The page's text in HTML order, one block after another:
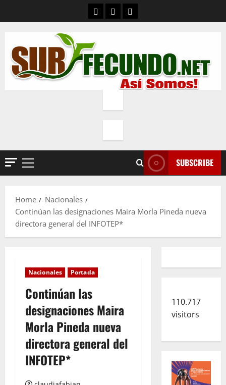
ContactoQuienes Somos
Política de privacidad
Primary
SUBSCRIBE
Home
Nacionales
Continúan las designaciones Maira Morla Pineda nueva
directora general del INFOTEP*
Nacionales Portada
Continúan las
designaciones Maira
Morla Pineda nueva
directora general del
INFOTEP*
110.717
visitors